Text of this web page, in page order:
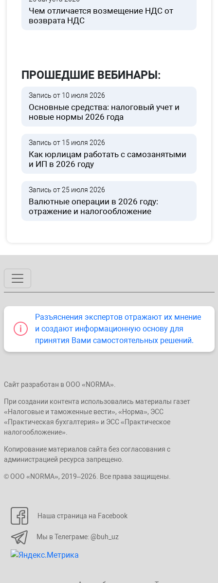
Чем отличается возмещение НДС от
возврата НДС
ПРОШЕДШИЕ ВЕБИНАРЫ:
Запись от 10 июля 2026
Основные средства: налоговый учет и
новые нормы 2026 года
Запись от 15 июля 2026
Как юрлицам работать с самозанятыми
и ИП в 2026 году
Запись от 25 июля 2026
Валютные операции в 2026 году:
отражение и налогообложение
Разъяснения экспертов отражают их мнение
и создают информационную основу для
принятия Вами самостоятельных решений.
Сайт разработан в ООО «NORMA».
При создании контента использовались материалы газет
«Налоговые и таможенные вести», «Норма», ЭСС
«Практическая бухгалтерия» и ЭСС «Практическое
налогообложение».
Копирование материалов сайта без согласования с
администрацией ресурса запрещено.
© ООО «NORMA», 2019–2026. Все права защищены.
Наша страница на Facebook
Мы в Телеграме: @buh_uz